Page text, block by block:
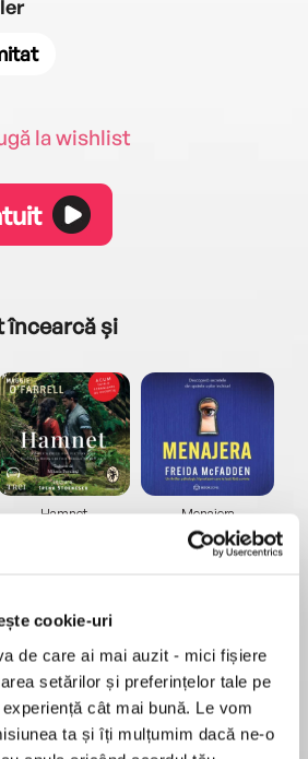
cookie-uri
de care ai mai auzit - mici fișiere
setărilor și preferințelor tale pe
cât mai bună. Le vom
ta și îți mulțumim dacă ne-o
la wishlist
încearcă și
Hamnet
Diavolul se îmbracă de
la...
Lauren Weisberger
Menajera
Freida McFadden
Migdală
Sohn Won-pyung